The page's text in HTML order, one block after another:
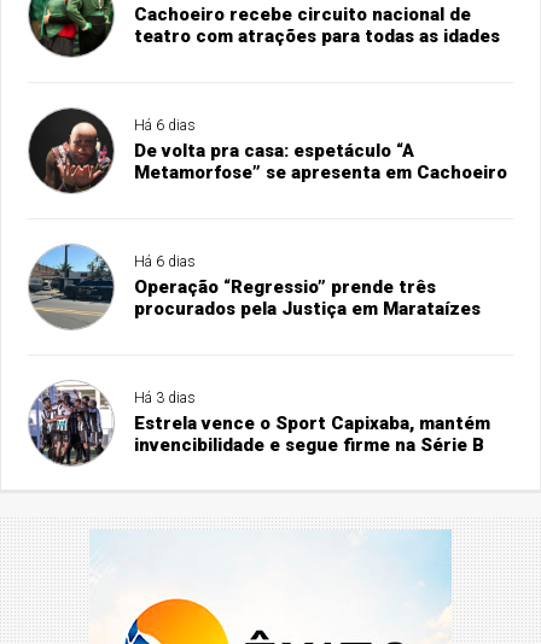
Cachoeiro recebe circuito nacional de
teatro com atrações para todas as idades
Há 6 dias
De volta pra casa: espetáculo “A
Metamorfose” se apresenta em Cachoeiro
Há 6 dias
Operação “Regressio” prende três
procurados pela Justiça em Marataízes
Há 3 dias
Estrela vence o Sport Capixaba, mantém
invencibilidade e segue firme na Série B